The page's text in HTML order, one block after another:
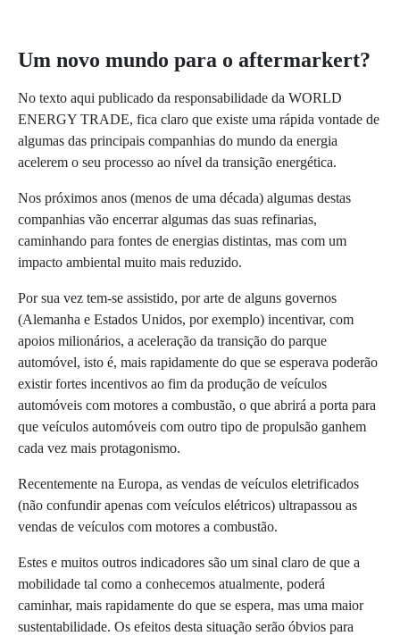
Um novo mundo para o aftermarkert?
No texto aqui publicado da responsabilidade da WORLD
ENERGY TRADE, fica claro que existe uma rápida vontade de
algumas das principais companhias do mundo da energia
acelerem o seu processo ao nível da transição energética.
Nos próximos anos (menos de uma década) algumas destas
companhias vão encerrar algumas das suas refinarias,
caminhando para fontes de energias distintas, mas com um
impacto ambiental muito mais reduzido.
Por sua vez tem-se assistido, por arte de alguns governos
(Alemanha e Estados Unidos, por exemplo) incentivar, com
apoios milionários, a aceleração da transição do parque
automóvel, isto é, mais rapidamente do que se esperava poderão
existir fortes incentivos ao fim da produção de veículos
automóveis com motores a combustão, o que abrirá a porta para
que veículos automóveis com outro tipo de propulsão ganhem
cada vez mais protagonismo.
Recentemente na Europa, as vendas de veículos eletrificados
(não confundir apenas com veículos elétricos) ultrapassou as
vendas de veículos com motores a combustão.
Estes e muitos outros indicadores são um sinal claro de que a
mobilidade tal como a conhecemos atualmente, poderá
caminhar, mais rapidamente do que se espera, mas uma maior
sustentabilidade. Os efeitos desta situação serão óbvios para